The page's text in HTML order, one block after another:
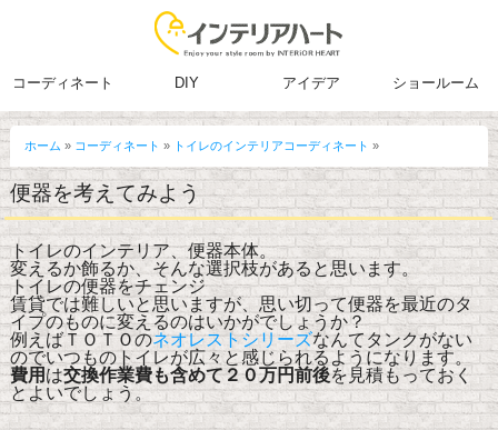
コーディネート DIY アイデア ショールーム
ホーム » コーディネート » トイレのインテリアコーディネート »
便器を考えてみよう
トイレのインテリア、便器本体。
変えるか飾るか、そんな選択枝があると思います。
トイレの便器をチェンジ
賃貸では難しいと思いますが、思い切って便器を最近のタ
イプのものに変えるのはいかがでしょうか？
例えばＴＯＴＯのネオレストシリーズなんてタンクがない
のでいつものトイレが広々と感じられるようになります。
費用は交換作業費も含めて２０万円前後を見積もっておく
とよいでしょう。